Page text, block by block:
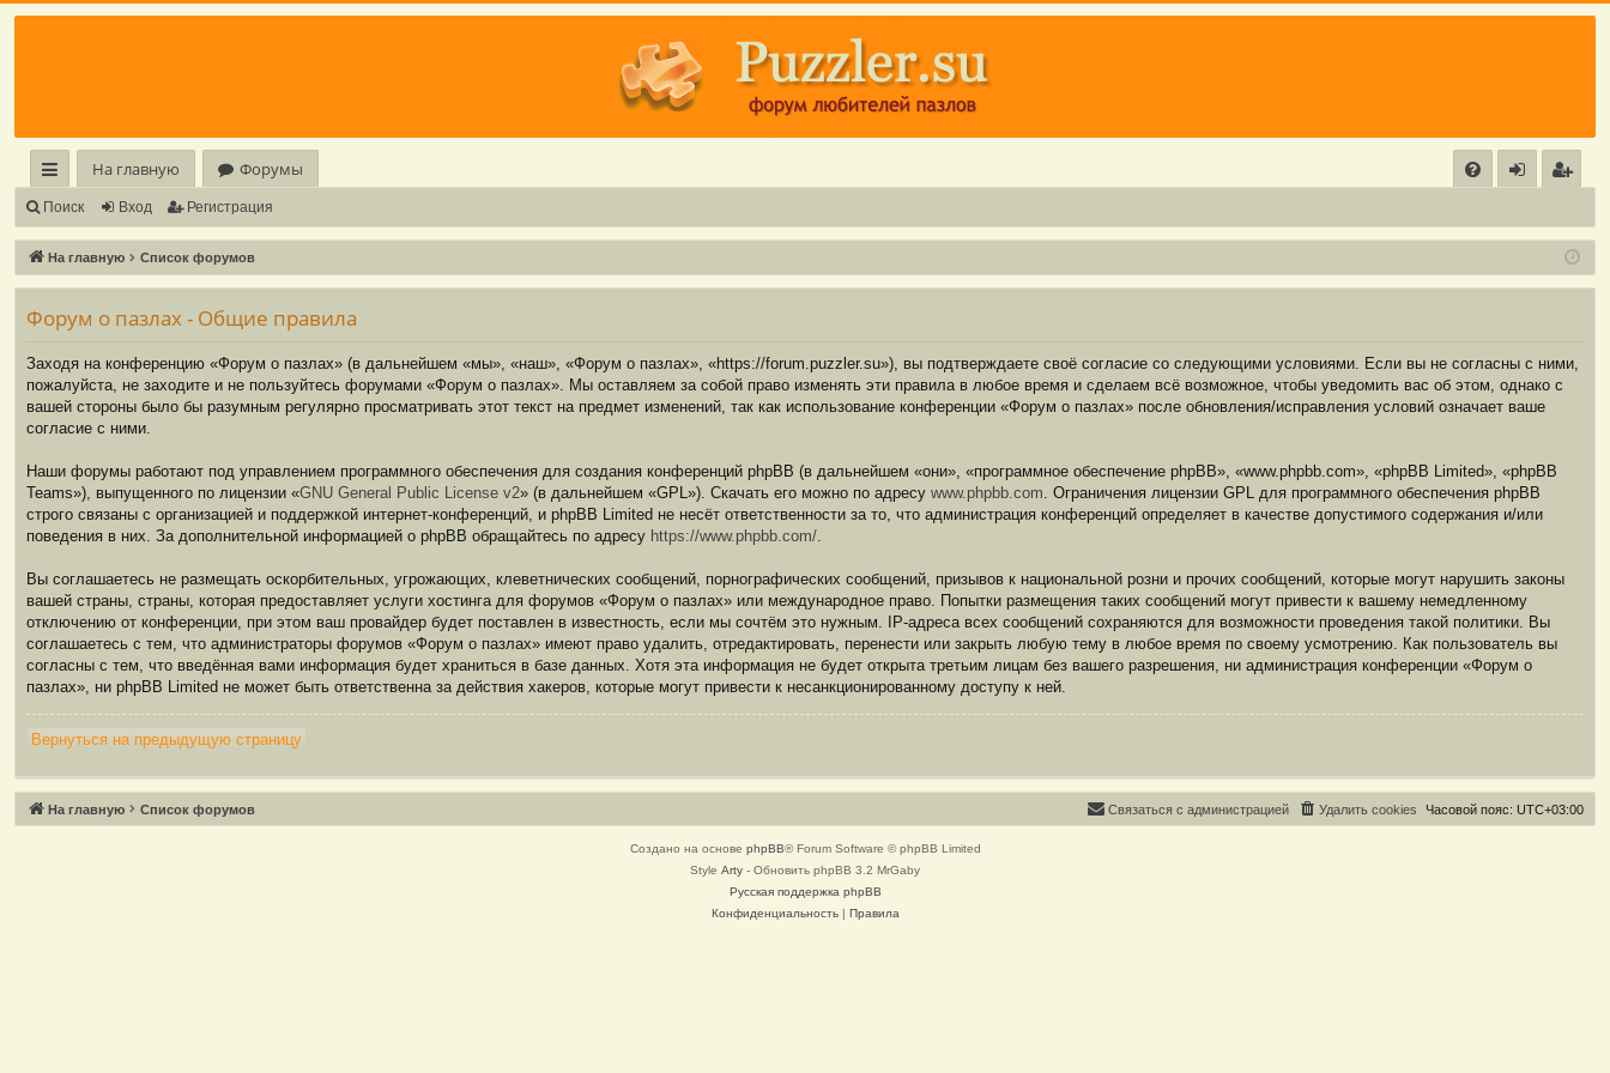
с
ы
лк
и
На главную
Форумы
Q
д
ис
тр
Поиск Вход Регистрация
На главную Список форумов
Форум о пазлах - Общие правила
Заходя на конференцию «Форум о пазлах» (в дальнейшем «мы», «наш», «Форум о пазлах», «https://forum.puzzler.su»), вы подтверждаете своё согласие со следующими условиями. Если вы не согласны с ними,
пожалуйста, не заходите и не пользуйтесь форумами «Форум о пазлах». Мы оставляем за собой право изменять эти правила в любое время и сделаем всё возможное, чтобы уведомить вас об этом, однако с
вашей стороны было бы разумным регулярно просматривать этот текст на предмет изменений, так как использование конференции «Форум о пазлах» после обновления/исправления условий означает ваше
согласие с ними.
Наши форумы работают под управлением программного обеспечения для создания конференций phpBB (в дальнейшем «они», «программное обеспечение phpBB», «www.phpbb.com», «phpBB Limited», «phpBB
Teams»), выпущенного по лицензии «GNU General Public License v2» (в дальнейшем «GPL»). Скачать его можно по адресу www.phpbb.com . Ограничения лицензии GPL для программного обеспечения phpBB
строго связаны с организацией и поддержкой интернет-конференций, и phpBB Limited не несёт ответственности за то, что администрация конференций определяет в качестве допустимого содержания и/или
поведения в них. За дополнительной информацией о phpBB обращайтесь по адресу https://www.phpbb.com/
Вы соглашаетесь не размещать оскорбительных, угрожающих, клеветнических сообщений, порнографических сообщений, призывов к национальной розни и прочих сообщений, которые могут нарушить законы
вашей страны, страны, которая предоставляет услуги хостинга для форумов «Форум о пазлах» или международное право. Попытки размещения таких сообщений могут привести к вашему немедленному
отключению от конференции, при этом ваш провайдер будет поставлен в известность, если мы сочтём это нужным. IP-адреса всех сообщений сохраняются для возможности проведения такой политики. Вы
соглашаетесь с тем, что администраторы форумов «Форум о пазлах» имеют право удалить, отредактировать, перенести или закрыть любую тему в любое время по своему усмотрению. Как пользователь вы
согласны с тем, что введённая вами информация будет храниться в базе данных. Хотя эта информация не будет открыта третьим лицам без вашего разрешения, ни администрация конференции «Форум о
пазлах», ни phpBB Limited не может быть ответственна за действия хакеров, которые могут привести к несанкционированному доступу к ней.
Вернуться на предыдущую страницу
На главную Список форумов Часовой пояс: UTC+03:00
Удалить cookies
Связаться с
Связаться с администрацией
Создано на основе phpBB® Forum Software © phpBB Limited
Style Arty - Обновить phpBB 3.2 MrGaby
Русская поддержка phpBB
Конфиденциальность| Правила